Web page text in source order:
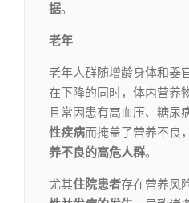
据。
老年
老年人群随增龄身体和器
在下降的同时，体内营养
且常因患有高血压、糖尿
性疾病而掩盖了营养不良
养不良的高危人群。
尤其住院患者存在营养风